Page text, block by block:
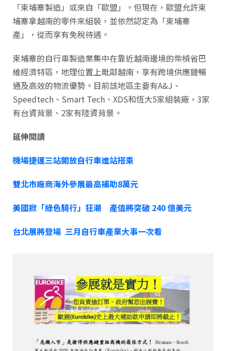
「柬埔寨製造」或來自「歐盟」。但現在，歐盟允許柬
埔寨拿越南的零件來組裝，並依然認定為「柬埔寨
產」，從而享有免稅待遇。
柬埔寨的自行車製造業集中在靠近越南邊境的柴楨省巴
維經濟特區，地理位置上毗鄰越南，享有跨境供應鏈暢
通及高效的物流優勢。目前該地區主要有A&J、
Speedtech、Smart Tech、XDS和恆大5家組裝廠，3家
有台資背景、2家有陸資背景。
延伸閱讀
機場捷運三站開放自行車進站搭乘
雙北市廠商海外參展最高補助8萬元
美國掀「綠色騎行」狂潮 產值將突破 240 億美元
台北展將登場 三月自行車產業大事一次看